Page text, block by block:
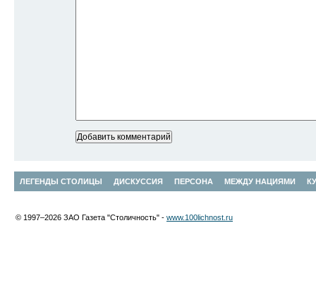
ЛЕГЕНДЫ СТОЛИЦЫ ДИСКУССИЯ ПЕРСОНА МЕЖДУ НАЦИЯМИ
© 1997–2026 ЗАО Газета "Столичность" - www.100lichnost.ru